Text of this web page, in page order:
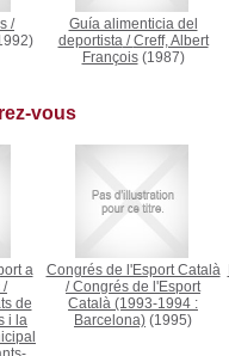
/
Guía alimenticia del
deportista/Creff, Albert
François(1987)
vous
a
/
de
i la
Congrés de l'Esport Català
/Congrés de l'Esport
Català (1993-1994 :
Barcelona) (1995)